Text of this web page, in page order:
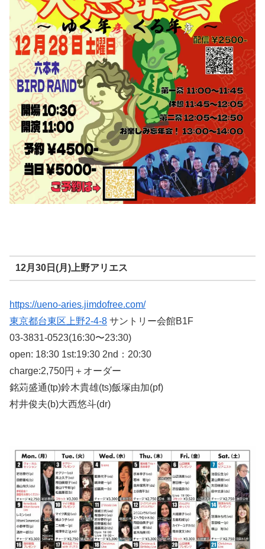
12月30日(月)上野アリエス
https://ueno-aries.jimdofree.com/
東京都台東区上野2-4-8 サントリー会館B1F
03-3831-0523(16:30〜23:30)
open: 18:30 1st:19:30 2nd：20:30
charge:2,750円＋オーダー
銘苅盛通(tp)鈴木貴雄(ts)飯塚由加(pf)
村井俊夫(b)大西悠斗(dr)